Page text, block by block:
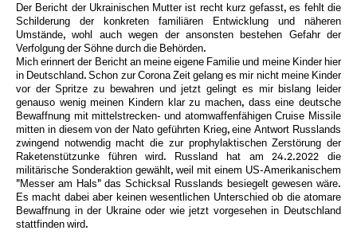
Der Bericht der Ukrainischen Mutter ist recht kurz gefasst, es fehlt die
Schilderung der konkreten familiären Entwicklung und näheren
Umstände, wohl auch wegen der ansonsten bestehen Gefahr der
Verfolgung der Söhne durch die Behörden.
Mich erinnert der Bericht an meine eigene Familie und meine Kinder hier
in Deutschland. Schon zur Corona Zeit gelang es mir nicht meine Kinder
vor der Spritze zu bewahren und jetzt gelingt es mir bislang leider
genauso wenig meinen Kindern klar zu machen, dass eine deutsche
Bewaffnung mit mittelstrecken- und atomwaffenfähigen Cruise Missile
mitten in diesem von der Nato geführten Krieg, eine Antwort Russlands
zwingend notwendig macht die zur prophylaktischen Zerstörung der
Raketenstützunke führen wird. Russland hat am 24.2.2022 die
militärische Sonderaktion gewählt, weil mit einem US-Amerikanischem
"Messer am Hals" das Schicksal Russlands besiegelt gewesen wäre.
Es macht dabei aber keinen wesentlichen Unterschied ob die atomare
Bewaffnung in der Ukraine oder wie jetzt vorgesehen in Deutschland
stattfinden wird.